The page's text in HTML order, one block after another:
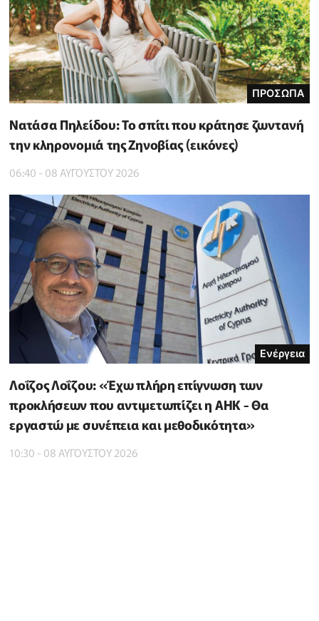
ΠΡΟΣΩΠΑ
Νατάσα Πηλείδου: Το σπίτι που κράτησε ζωντανή
την κληρονομιά της Ζηνοβίας (εικόνες)
06:40 - 08 ΑΥΓΟΥΣΤΟΥ 2026
Ενέργεια
Λοΐζος Λοΐζου: «Έχω πλήρη επίγνωση των
προκλήσεων που αντιμετωπίζει η ΑΗΚ - Θα
εργαστώ με συνέπεια και μεθοδικότητα»
10:30 - 08 ΑΥΓΟΥΣΤΟΥ 2026